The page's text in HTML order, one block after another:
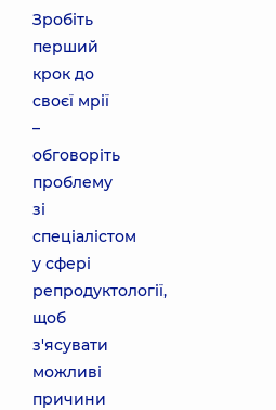
Зробіть
перший
крок до
своєї мрії
–
обговоріть
проблему
зі
спеціалістом
у сфері
репродуктології,
щоб
з'ясувати
можливі
причини